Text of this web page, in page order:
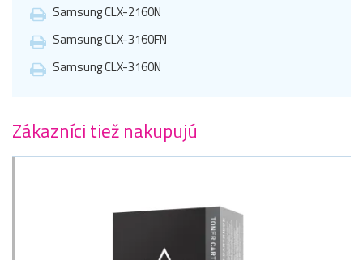
Samsung CLX-2160N
Samsung CLX-3160FN
Samsung CLX-3160N
Zákazníci tiež nakupujú